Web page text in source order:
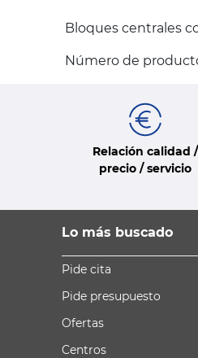
Bloques centrales
Número de
Relación calidad /
precio / servicio
Lo más buscado
Pide cita
Pide presupuesto
Ofertas
Centros